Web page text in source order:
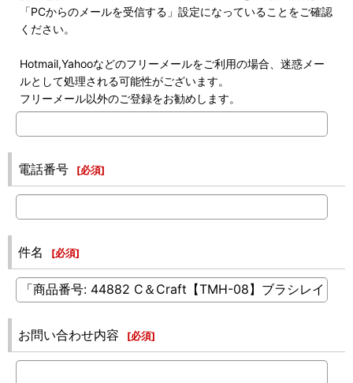
「PCからのメールを受信する」設定になっていることをご確認
ください。
Hotmail,Yahooなどのフリーメールをご利用の場合、迷惑メー
ルとして処理される可能性がございます。
フリーメール以外のご登録をお勧めします。
電話番号 [必須]
件名 [必須]
お問い合わせ内容 [必須]